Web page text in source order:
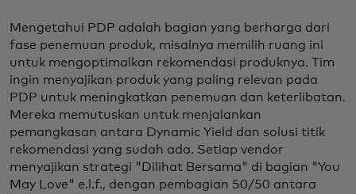
Mengetahui PDP adalah bagian yang berharga dari
fase penemuan produk, misalnya memilih ruang ini
untuk mengoptimalkan rekomendasi produknya. Tim
ingin menyajikan produk yang paling relevan pada
PDP untuk meningkatkan penemuan dan keterlibatan.
Mereka memutuskan untuk menjalankan
pemangkasan antara Dynamic Yield dan solusi titik
rekomendasi yang sudah ada. Setiap vendor
menyajikan strategi "Dilihat Bersama" di bagian "You
May Love" e.l.f., dengan pembagian 50/50 antara